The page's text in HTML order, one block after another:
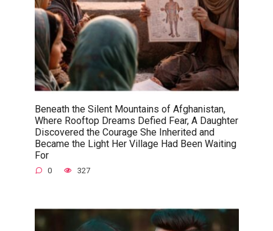
Beneath the Silent Mountains of Afghanistan,
Where Rooftop Dreams Defied Fear, A Daughter
Discovered the Courage She Inherited and
Became the Light Her Village Had Been Waiting
For
0 327